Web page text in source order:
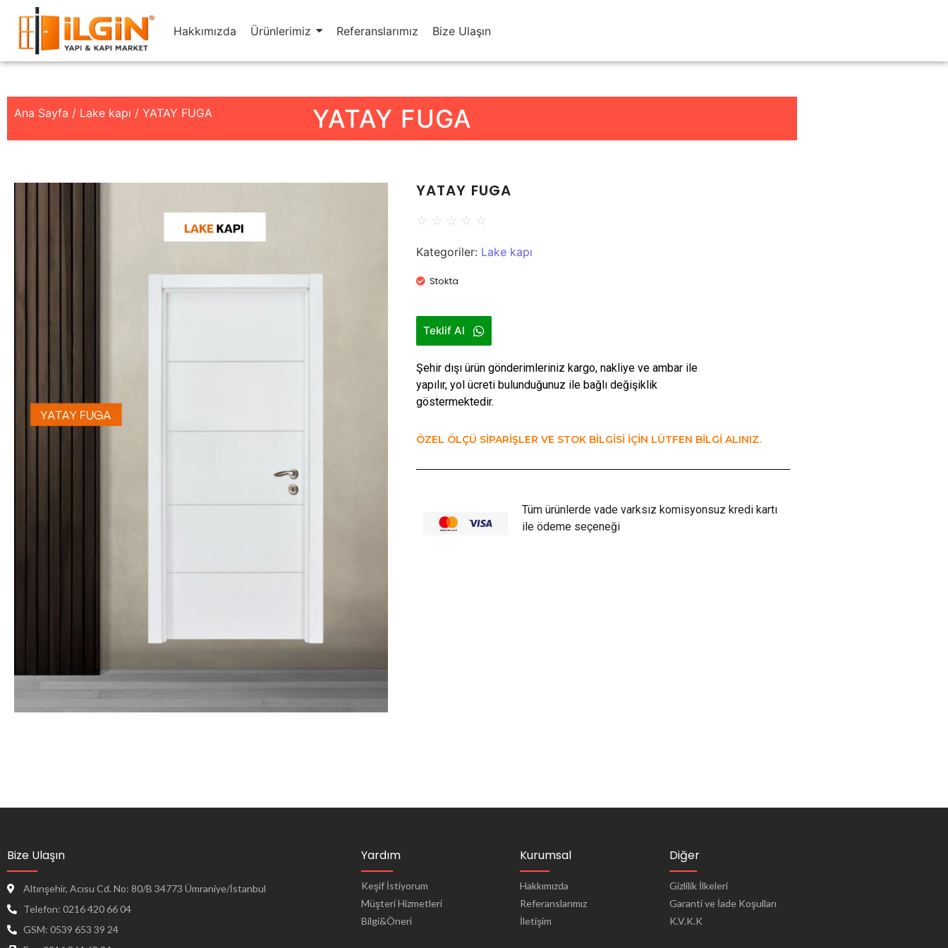
Hakkımızda Ürünlerimiz Referanslarımız Bize Ulaşın
Ana Sayfa / Lake kapı / YATAY FUGA YATAY FUGA
YATAY FUGA
☆ ☆ ☆ ☆ ☆
Kategoriler: Lake kapı
Stokta
Teklif Al
Şehir dışı ürün gönderimleriniz kargo, nakliye ve ambar ile
yapılır, yol ücreti bulunduğunuz ile bağlı değişiklik
göstermektedir.
ÖZEL ÖLÇÜ SİPARİŞLER VE STOK BİLGİSİ İÇİN LÜTFEN BİLGİ ALINIZ.
Tüm ürünlerde vade varksız komisyonsuz kredi kartı
ile ödeme seçeneği
Bize Ulaşın
Altınşehir, Acısu Cd. No: 80/B 34773 Ümraniye/İstanbul
Telefon: 0216 420 66 04
GSM: 0539 653 39 24
Yardım
Keşif İstiyorum
Müşteri Hizmetleri
Bilgi&Öneri
Kurumsal
Hakkımızda
Referanslarımız
İletişim
Diğer
Gizlilik İlkeleri
Garanti ve İade Koşulları
K.V.K.K